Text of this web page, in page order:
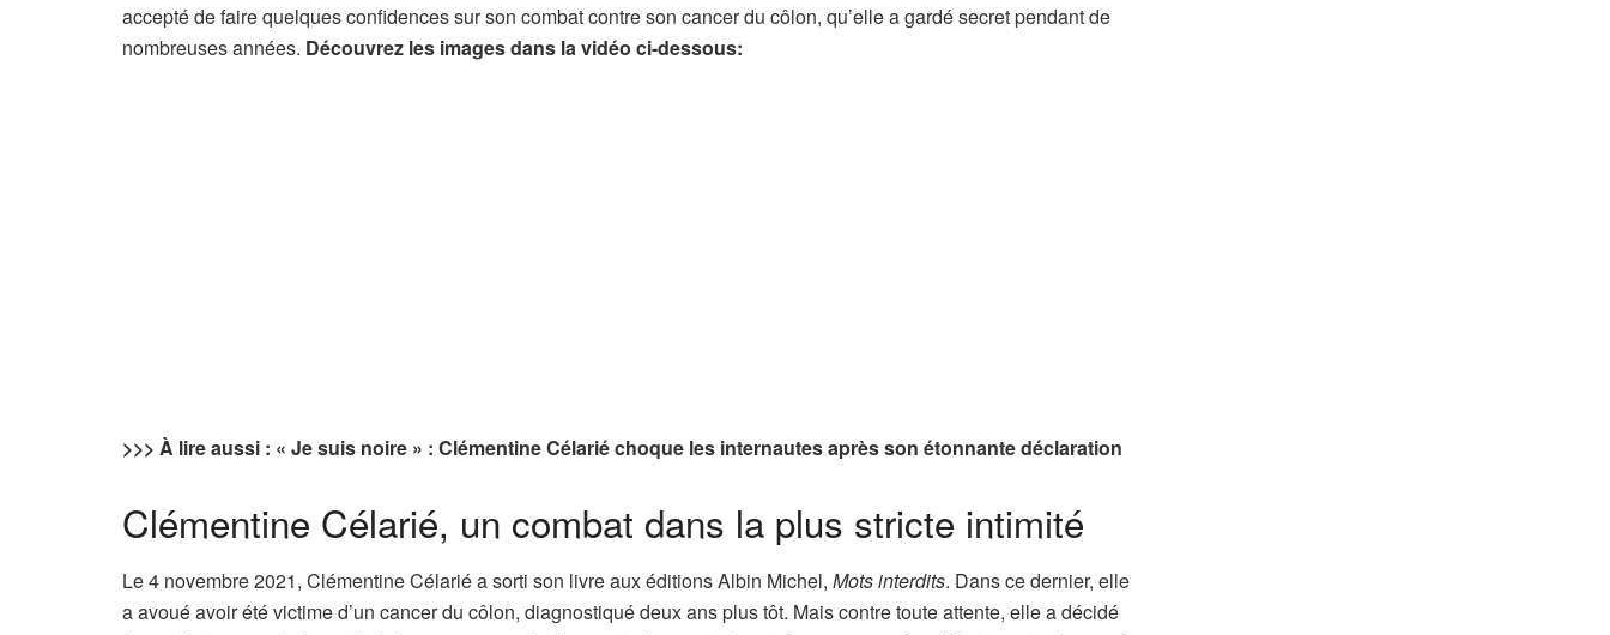
accepté de faire quelques confidences sur son combat contre son cancer du côlon, qu’elle a gardé secret pendant de
nombreuses années. Découvrez les images dans la vidéo ci-dessous:
>>> À lire aussi : « Je suis noire » : Clémentine Célarié choque les internautes après son étonnante déclaration
Clémentine Célarié, un combat dans la plus stricte intimité
Le 4 novembre 2021, Clémentine Célarié a sorti son livre aux éditions Albin Michel, Mots interdits. Dans ce dernier, elle
a avoué avoir été victime d’un cancer du côlon, diagnostiqué deux ans plus tôt. Mais contre toute attente, elle a décidé